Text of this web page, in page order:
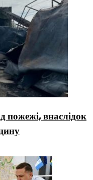
пожежі, внаслідок